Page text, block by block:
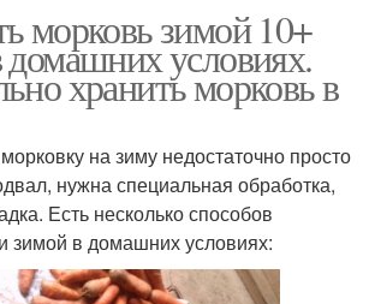
морковь зимой 10+
домашних условиях.
хранить морковь в
на зиму недостаточно просто
нужна специальная обработка,
Есть несколько способов
зимой в домашних условиях: